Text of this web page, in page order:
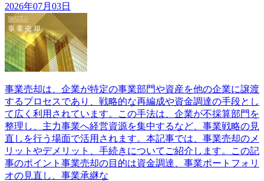
2026年07月03日
事業売却は、企業が特定の事業部門や資産を他の企業に譲渡
するプロセスであり、戦略的な再編成や資金調達の手段とし
て広く利用されています。この手法は、企業が不採算部門を
整理し、主力事業へ経営資源を集中するなど、事業戦略の見
直しを行う場面で活用されます。本記事では、事業売却のメ
リットやデメリット、手続きについてご紹介します。この記
事のポイント事業売却の目的は資金調達、事業ポートフォリ
オの見直し、事業承継な